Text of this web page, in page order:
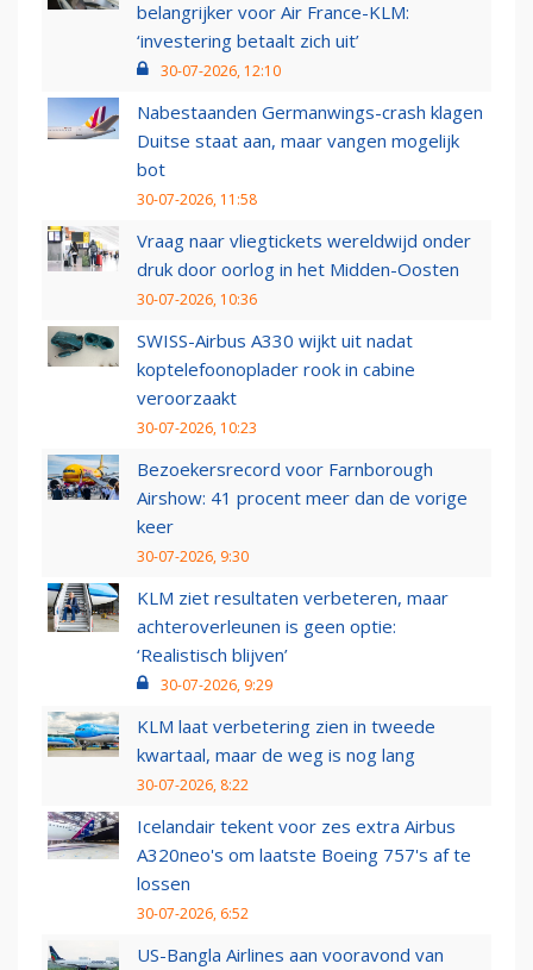
belangrijker voor Air France-KLM:
‘investering betaalt zich uit’
30-07-2026, 12:10
Nabestaanden Germanwings-crash klagen
Duitse staat aan, maar vangen mogelijk
bot
30-07-2026, 11:58
Vraag naar vliegtickets wereldwijd onder
druk door oorlog in het Midden-Oosten
30-07-2026, 10:36
SWISS-Airbus A330 wijkt uit nadat
koptelefoonoplader rook in cabine
veroorzaakt
30-07-2026, 10:23
Bezoekersrecord voor Farnborough
Airshow: 41 procent meer dan de vorige
keer
30-07-2026, 9:30
KLM ziet resultaten verbeteren, maar
achteroverleunen is geen optie:
‘Realistisch blijven’
30-07-2026, 9:29
KLM laat verbetering zien in tweede
kwartaal, maar de weg is nog lang
30-07-2026, 8:22
Icelandair tekent voor zes extra Airbus
A320neo's om laatste Boeing 757's af te
lossen
30-07-2026, 6:52
US-Bangla Airlines aan vooravond van